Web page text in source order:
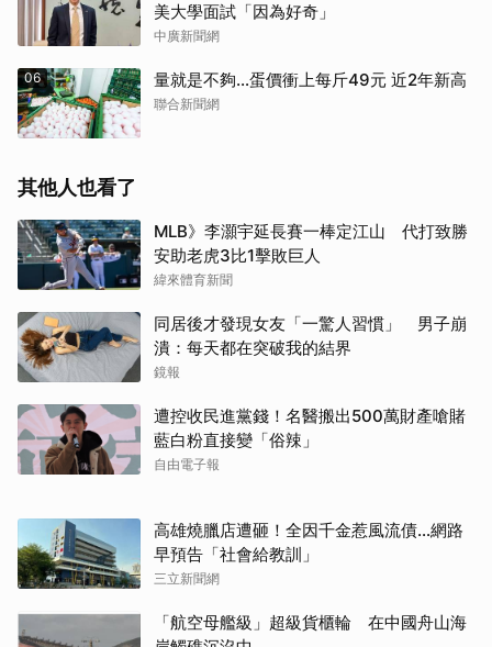
美大學面試「因為好奇」
中廣新聞網
06 量就是不夠…蛋價衝上每斤49元 近2年新高
聯合新聞網
其他人也看了
MLB》李灝宇延長賽一棒定江山 代打致勝
安助老虎3比1擊敗巨人
緯來體育新聞
同居後才發現女友「一驚人習慣」 男子崩
潰：每天都在突破我的結界
鏡報
遭控收民進黨錢！名醫搬出500萬財產嗆賭
藍白粉直接變「俗辣」
自由電子報
高雄燒臘店遭砸！全因千金惹風流債…網路
早預告「社會給教訓」
三立新聞網
「航空母艦級」超級貨櫃輪 在中國舟山海
取消